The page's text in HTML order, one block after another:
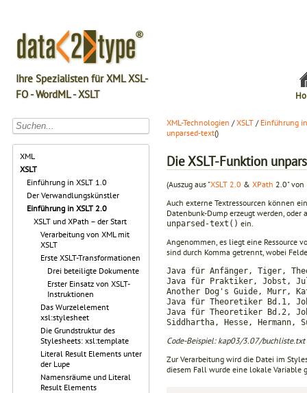
Ihre Spezialisten für XML XSL-
FO - WordML - XSLT
XML
XSLT
Einführung in XSLT 1.0
Der Verwandlungskünstler
Einführung in XSLT 2.0
XSLT und XPath – der Start
Verarbeitung von XML mit
XSLT
Erste XSLT-Transformationen
Drei beteiligte Dokumente
Erster Einsatz von XSLT-
Instruktionen
Das Wurzelelement
xsl:stylesheet
Die Grundstruktur des
Stylesheets: xsl:template
Literal Result Elements unter
der Lupe
Namensräume und Literal
Result Elements
XML-Technologien /XSLT / Einführung
unparsed-text()
Die XSLT-Funktion
(Auszug aus "XSLT 2.0 & XPath 2.0" von
Auch externe Textressourcen können
Datenbunk-Dump erzeugt werden, oder
unparsed-text() ein.
Angenommen, es liegt eine Ressource
sind durch Komma getrennt, wobei
Java für Anfänger, Tiger,
Java für Praktiker, Jobst,
Another Dog's Guide, Murr,
Java für Theoretiker Bd.1,
Java für Theoretiker Bd.2,
Siddhartha, Hesse, Hermann,
Code-Beispiel: kap03/3.07/buchliste.txt
Zur Verarbeitung wird die Datei im
diesem Fall wurde eine lokale Variable